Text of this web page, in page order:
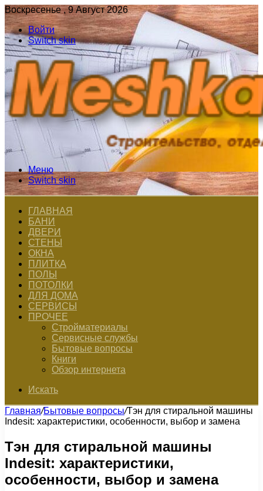
Воскресенье , 9 Август 2026
Войти
Switch skin
Меню
Switch skin
ГЛАВНАЯ
БАНИ
ДВЕРИ
СТЕНЫ
ОКНА
ПЛИТКА
ПОЛЫ
ПОТОЛКИ
ДЛЯ ДОМА
СЕРВИСЫ
ПРОЧЕЕ
Стройматериалы
Сервисные службы
Бытовые вопросы
Книги
Обзор интернета
Искать
Главная/Бытовые вопросы/Тэн для стиральной машины
Indesit: характеристики, особенности, выбор и замена
Тэн для стиральной машины
Indesit: характеристики,
особенности, выбор и замена